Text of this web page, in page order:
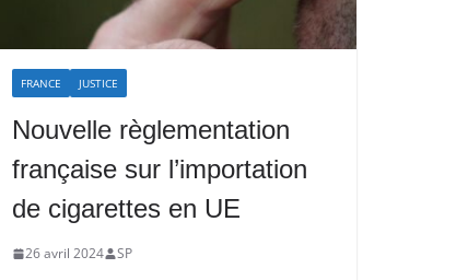
FRANCE JUSTICE
Nouvelle règlementation
française sur l’importation
de cigarettes en UE
26 avril 2024 SP